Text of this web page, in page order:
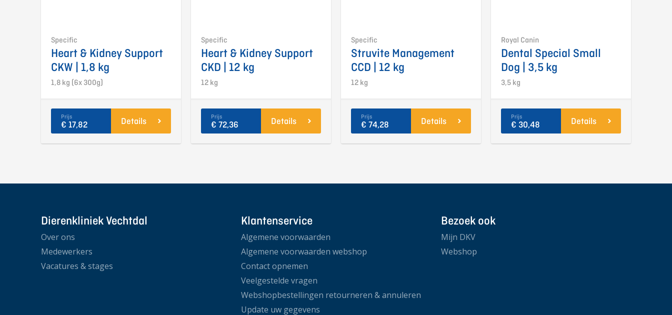
Specific
Heart & Kidney Support
CKW | 1,8 kg
1,8 kg (6x 300g)
Prijs
€ 17,82 Details
Specific
Heart & Kidney Support
CKD | 12 kg
12 kg
Prijs
€ 72,36 Details
Specific
Struvite Management
CCD | 12 kg
12 kg
Prijs
€ 74,28 Details
Royal Canin
Dental Special Small
Dog | 3,5 kg
3,5 kg
Prijs
€ 30,48 Details
Dierenkliniek Vechtdal
Over ons
Medewerkers
Vacatures & stages
Klantenservice
Algemene voorwaarden
Algemene voorwaarden webshop
Contact opnemen
Veelgestelde vragen
Webshopbestellingen retourneren & annuleren
Update uw gegevens
Bezoek ook
Mijn DKV
Webshop